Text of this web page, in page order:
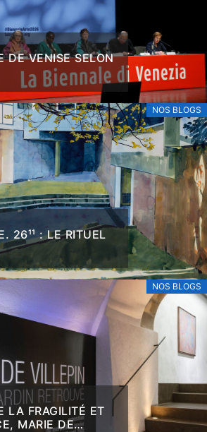
DE VENISE SELON
NOS BLOGS
26¹¹ : LE RITUEL
NOS BLOGS
LA FRAGILITÉ ET
MARIE DE